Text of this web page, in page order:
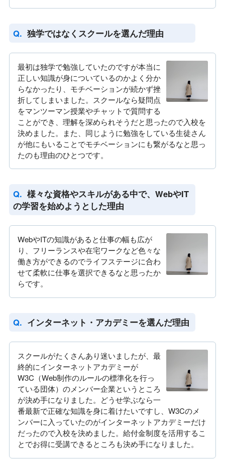
独学ではなくスクールを選んだ理由
最初は独学で勉強していたのですが本当に
正しい知識が身についているのかよく分か
らなかったり、モチベーションが続かず挫
折してしまいました。スクールなら疑問点
をマンツーマン授業やチャットで質問する
ことができ、理解を深められそうだと思ったので入校を
決めました。また、同じように勉強をしている生徒さん
が他にもいることでモチベーションにも繋がるなと思っ
たのも理由のひとつです。
様々な資格やスキルがある中で、WebやIT
の学習を始めようとした理由
WebやITの知識があると仕事の幅も広が
り、フリーランスや在宅ワークなど色々な
働き方ができるのでライフステージに合わ
せて柔軟に仕事を選択できるなと思ったか
らです。
インターネット・アカデミーを選んだ理由
スクールがたくさんあり迷いましたが、最
終的にインターネットアカデミーが
W3C（Web制作のルールの標準化を行っ
ている団体）のメンバー企業というところ
が決め手になりました。どうせ学ぶなら一
番最新で正確な知識を身に着けたいですし、W3Cのメ
ンバーに入っていたのがインターネットアカデミーだけ
だったので入校を決めました。給付金制度を活用するこ
とでお得に受講できるところも決め手になりました。